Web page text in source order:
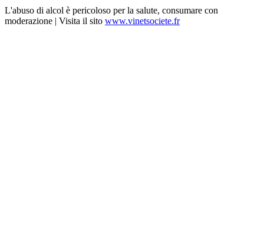
L'abuso di alcol è pericoloso per la salute, consumare con
moderazione | Visita il sito www.vinetsociete.fr